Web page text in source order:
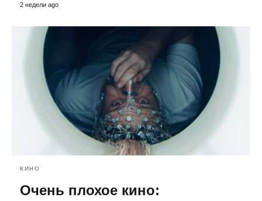
2 недели ago
КИНО
Очень плохое кино: